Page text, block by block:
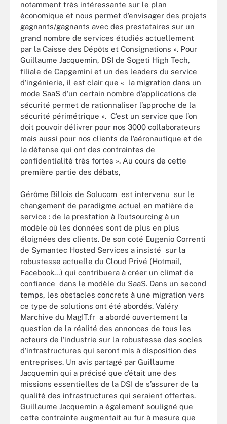
notamment très intéressante sur le plan
économique et nous permet d’envisager des projets
gagnants/gagnants avec des prestataires sur un
grand nombre de services étudiés actuellement
par la Caisse des Dépôts et Consignations ». Pour
Guillaume Jacquemin, DSI de Sogeti High Tech,
filiale de Capgemini et un des leaders du service
d’ingénierie, il est clair que « la migration dans un
mode SaaS d’un certain nombre d’applications de
sécurité permet de rationnaliser l’approche de la
sécurité périmétrique ». C’est un service que l’on
doit pouvoir délivrer pour nos 3000 collaborateurs
mais aussi pour nos clients de l’aéronautique et de
la défense qui ont des contraintes de
confidentialité très fortes ». Au cours de cette
première partie des débats,
Gérôme Billois de Solucom est intervenu sur le
changement de paradigme actuel en matière de
service : de la prestation à l’outsourcing à un
modèle où les données sont de plus en plus
éloignées des clients. De son coté Eugenio Correnti
de Symantec Hosted Services a insisté sur la
robustesse actuelle du Cloud Privé (Hotmail,
Facebook…) qui contribuera à créer un climat de
confiance dans le modèle du SaaS. Dans un second
temps, les obstacles concrets à une migration vers
ce type de solutions ont été abordés. Valéry
Marchive du MagIT.fr a abordé ouvertement la
question de la réalité des annonces de tous les
acteurs de l’industrie sur la robustesse des socles
d’infrastructures qui seront mis à disposition des
entreprises. Un avis partagé par Guillaume
Jacquemin qui a précisé que c’était une des
missions essentielles de la DSI de s’assurer de la
qualité des infrastructures qui seraient offertes.
Guillaume Jacquemin a également souligné que
cette contrainte augmentait au fur à mesure que